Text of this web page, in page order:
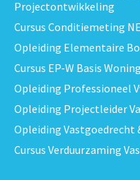
Projectontwikkeling
Cursus Conditiemeting
Opleiding Elementaire
Cursus EP-W Basis
Opleiding Professioneel
Opleiding Projectleider
Opleiding Vastgoedrecht
Cursus Verduurzaming